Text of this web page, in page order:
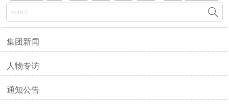

集团新闻
人物专访
通知公告